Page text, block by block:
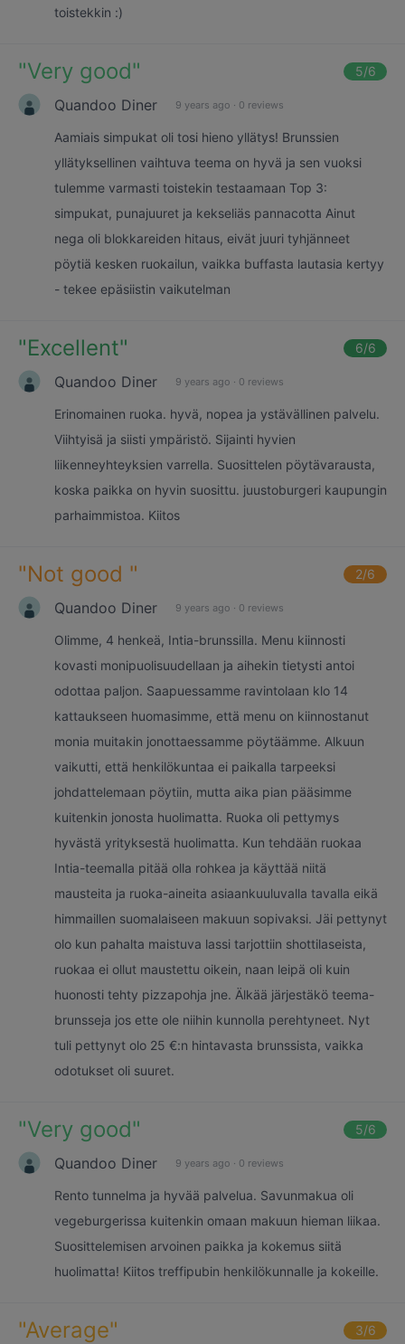
toistekkin :)
"Very good" 5/6
Quandoo Diner 9 years ago · 0 reviews
Aamiais simpukat oli tosi hieno yllätys! Brunssien
yllätyksellinen vaihtuva teema on hyvä ja sen vuoksi
tulemme varmasti toistekin testaamaan Top 3:
simpukat, punajuuret ja kekseliäs pannacotta Ainut
nega oli blokkareiden hitaus, eivät juuri tyhjänneet
pöytiä kesken ruokailun, vaikka buffasta lautasia kertyy
- tekee epäsiistin vaikutelman
"Excellent" 6/6
Quandoo Diner 9 years ago · 0 reviews
Erinomainen ruoka. hyvä, nopea ja ystävällinen palvelu.
Viihtyisä ja siisti ympäristö. Sijainti hyvien
liikenneyhteyksien varrella. Suosittelen pöytävarausta,
koska paikka on hyvin suosittu. juustoburgeri kaupungin
parhaimmistoa. Kiitos
"Not good " 2/6
Quandoo Diner 9 years ago · 0 reviews
Olimme, 4 henkeä, Intia-brunssilla. Menu kiinnosti
kovasti monipuolisuudellaan ja aihekin tietysti antoi
odottaa paljon. Saapuessamme ravintolaan klo 14
kattaukseen huomasimme, että menu on kiinnostanut
monia muitakin jonottaessamme pöytäämme. Alkuun
vaikutti, että henkilökuntaa ei paikalla tarpeeksi
johdattelemaan pöytiin, mutta aika pian pääsimme
kuitenkin jonosta huolimatta. Ruoka oli pettymys
hyvästä yrityksestä huolimatta. Kun tehdään ruokaa
Intia-teemalla pitää olla rohkea ja käyttää niitä
mausteita ja ruoka-aineita asiaankuuluvalla tavalla eikä
himmaillen suomalaiseen makuun sopivaksi. Jäi pettynyt
olo kun pahalta maistuva lassi tarjottiin shottilaseista,
ruokaa ei ollut maustettu oikein, naan leipä oli kuin
huonosti tehty pizzapohja jne. Älkää järjestäkö teema-
brunsseja jos ette ole niihin kunnolla perehtyneet. Nyt
tuli pettynyt olo 25 €:n hintavasta brunssista, vaikka
odotukset oli suuret.
"Very good" 5/6
Quandoo Diner 9 years ago · 0 reviews
Rento tunnelma ja hyvää palvelua. Savunmakua oli
vegeburgerissa kuitenkin omaan makuun hieman liikaa.
Suosittelemisen arvoinen paikka ja kokemus siitä
huolimatta! Kiitos treffipubin henkilökunnalle ja kokeille.
"Average" 3/6